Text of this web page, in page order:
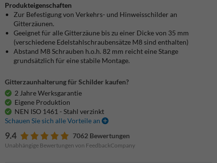
Produkteigenschaften
Zur Befestigung von Verkehrs- und Hinweisschilder an
Gitterzäunen.
Geeignet für alle Gitterzäune bis zu einer Dicke von 35 mm
(verschiedene Edelstahlschraubensätze M8 sind enthalten)
Abstand M8 Schrauben h.o.h. 82 mm reicht eine Stange
grundsätzlich für eine stabile Montage.
Gitterzaunhalterung für Schilder kaufen?
2 Jahre Werksgarantie
Eigene Produktion
NEN ISO 1461 - Stahl verzinkt
Schauen Sie sich alle Vorteile an
9.4 7062 Bewertungen
Unabhängige Bewertungen von FeedbackCompany